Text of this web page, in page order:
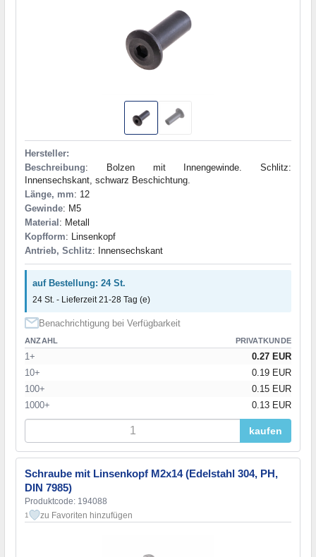
Hersteller:
Beschreibung: Bolzen mit Innengewinde. Schlitz:
Innensechskant, schwarz Beschichtung.
Länge, mm: 12
Gewinde: M5
Material : Metall
Kopfform: Linsenkopf
Antrieb, Schlitz: Innensechskant
auf Bestellung: 24 St.
24 St. - Lieferzeit 21-28 Tag (e)
Benachrichtigung bei Verfügbarkeit
ANZAHL PRIVATKUNDE
1+
0.27 EUR
10+
0.19 EUR
100+
0.15 EUR
1000+
0.13 EUR
kaufen
Schraube mit Linsenkopf M2x14 (Edelstahl 304, PH,
DIN 7985)
Produktcode: 194088
1 zu Favoriten hinzufügen